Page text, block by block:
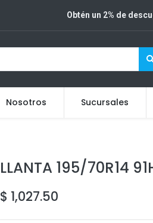
Obtén un 2% de
Nosotros Sucursales
LLANTA 195/70R14
$ 1,027.50